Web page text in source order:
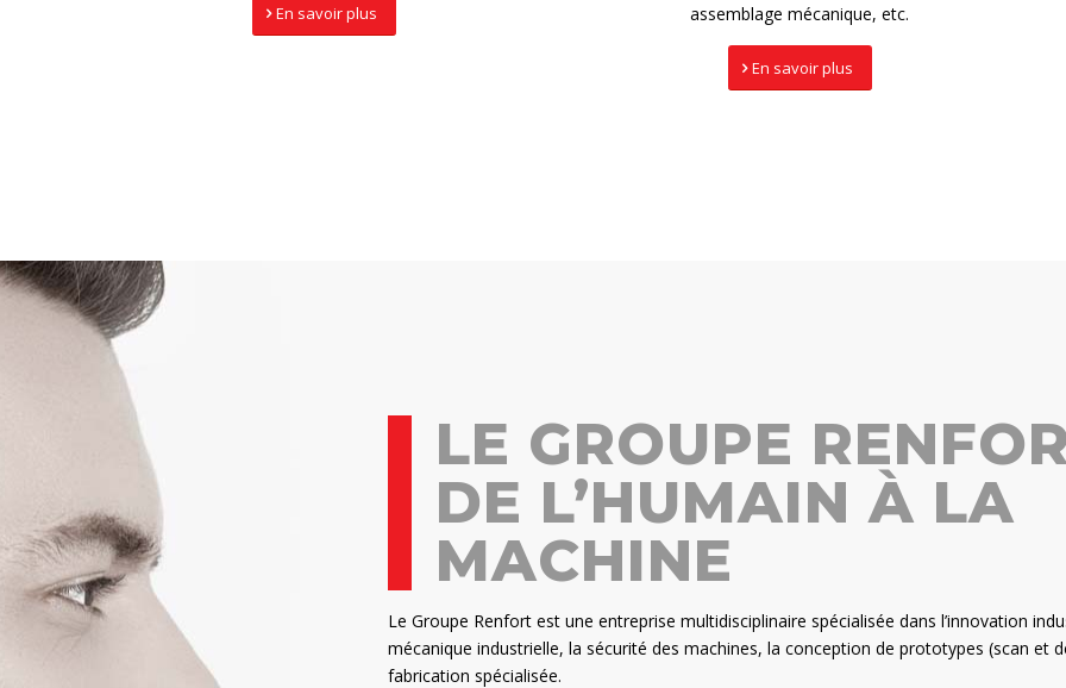
En savoir plus
assemblage mécanique, etc.
En savoir plus
LE GROUPE
DE L’HUMAIN À LA
MACHINE
Le Groupe Renfort est une entreprise multidisciplinaire spécialisée dans l’innovation
mécanique industrielle, la sécurité des machines, la conception de prototypes (scan et
fabrication spécialisée.